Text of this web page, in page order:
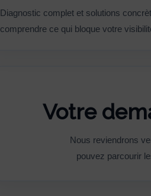
Diagnostic complet et solutions
comprendre ce qui bloque votre
Votre
Nous reviendrons
pouvez parcourir